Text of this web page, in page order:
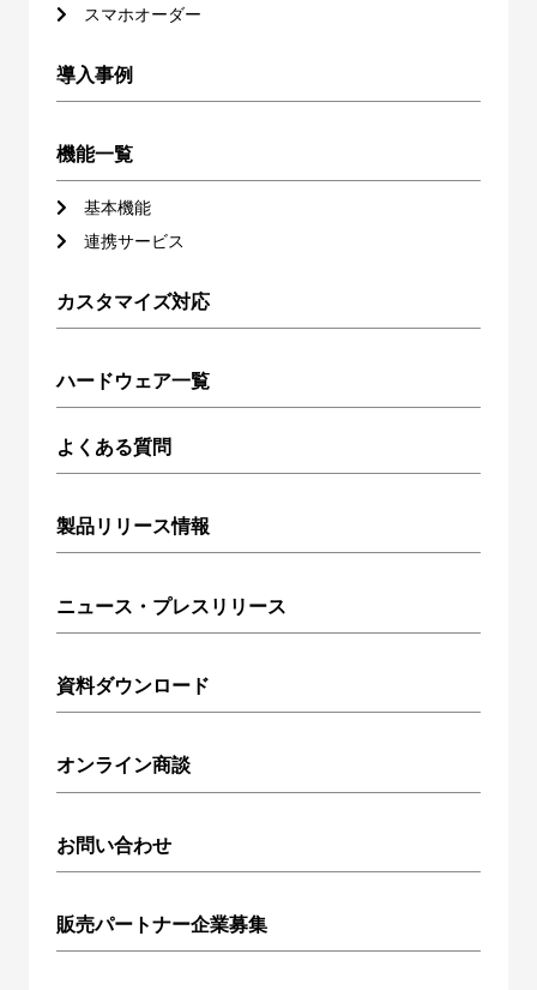
スマホオーダー
導入事例
機能一覧
基本機能
連携サービス
カスタマイズ対応
ハードウェア一覧
よくある質問
製品リリース情報
ニュース・プレスリリース
資料ダウンロード
オンライン商談
お問い合わせ
販売パートナー企業募集